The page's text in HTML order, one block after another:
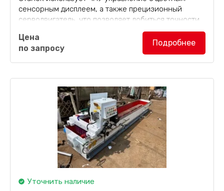
сенсорным дисплеем, а также прецизионный
серводвигатель, что позволяет добиться точности
заточки до 0,08 мм. Данная модель затачивает как
передние, так и задние углы...
Цена
по запросу
Подробнее
Уточнить наличие